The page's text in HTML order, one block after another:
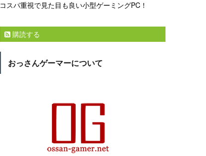
コスパ重視で見た目も良い小型ゲーミングPC！
購読する
おっさんゲーマーについて